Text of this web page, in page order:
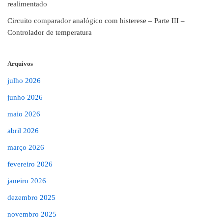
realimentado
Circuito comparador analógico com histerese – Parte III –
Controlador de temperatura
Arquivos
julho 2026
junho 2026
maio 2026
abril 2026
março 2026
fevereiro 2026
janeiro 2026
dezembro 2025
novembro 2025